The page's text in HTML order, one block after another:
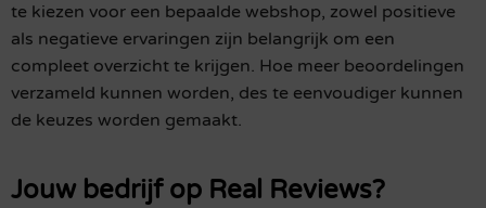
te kiezen voor een bepaalde webshop, zowel positieve
als negatieve ervaringen zijn belangrijk om een
compleet overzicht te krijgen. Hoe meer beoordelingen
verzameld kunnen worden, des te eenvoudiger kunnen
de keuzes worden gemaakt.
Jouw bedrijf op Real Reviews?